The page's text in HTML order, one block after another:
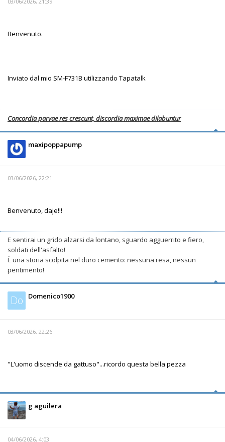
Benvenuto.
Inviato dal mio SM-F731B utilizzando Tapatalk
Concordia parvae res crescunt, discordia maximae dilabuntur
maxipoppapump
03/06/2026, 22:21
Benvenuto, daje!!!
E sentirai un grido alzarsi da lontano, sguardo agguerrito e fiero,
soldati dell'asfalto!
È una storia scolpita nel duro cemento: nessuna resa, nessun
pentimento!
Do Domenico1900
03/06/2026, 22:26
"L'uomo discende da gattuso"...ricordo questa bella pezza
g aguilera
04/06/2026, 4:03